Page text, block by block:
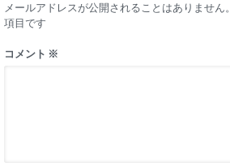
メールアドレスが公開されることはありません。
項目です
コメント ※